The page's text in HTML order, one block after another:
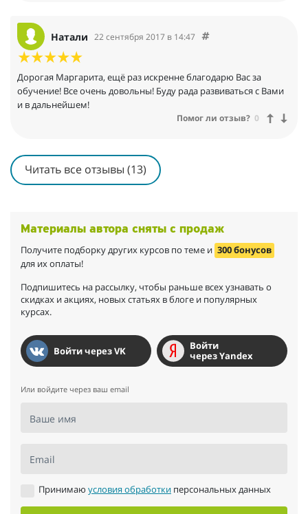
Натали 22 сентября 2017 в 14:47
Дорогая Маргарита, ещё раз искренне благодарю Вас за
обучение! Все очень довольны! Буду рада развиваться с Вами
и в дальнейшем!
Помог ли отзыв? 0
Читать все отзывы (13)
Материалы автора сняты с продаж
Получите подборку других курсов по теме и 300 бонусов
для их оплаты!
Подпишитесь на рассылку, чтобы раньше всех узнавать о
скидках и акциях, новых статьях в блоге и популярных
курсах.
Войти через VK
Войти
через Yandex
Или войдите через ваш email
Ваше имя
Email
Принимаю условия обработки персональных данных